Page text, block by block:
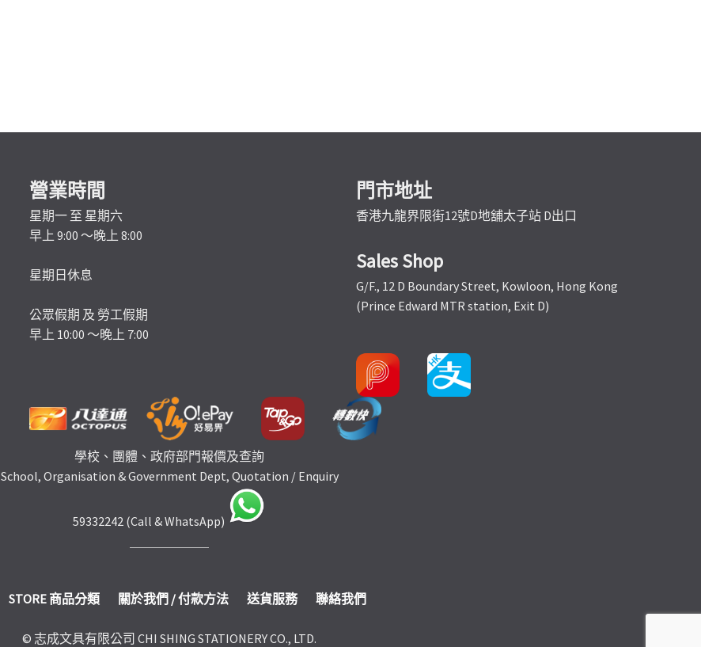
營業時間
星期一 至 星期六
早上 9:00 ～晚上 8:00
星期日休息
公眾假期 及 勞工假期
早上 10:00 ～晚上 7:00
門市地址
香港九龍界限街12號D地舖太子站 D出口
Sales Shop
G/F., 12 D Boundary Street, Kowloon, Hong Kong
(Prince Edward MTR station, Exit D)
學校、團體、政府部門報價及查詢
School, Organisation & Government Dept, Quotation / Enquiry
59332242 (Call & WhatsApp)
STORE 商品分類 關於我們 / 付款方法 送貨服務 聯絡我們
© 志成文具有限公司 CHI SHING STATIONERY CO., LTD.